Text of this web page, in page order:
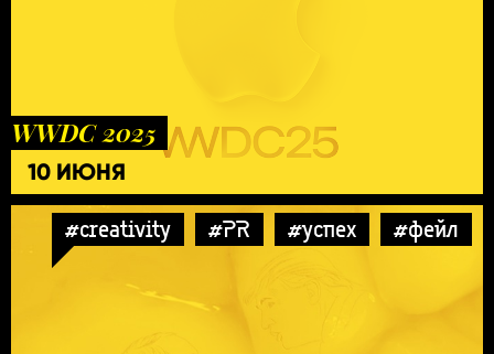
WWDC 2025
10 ИЮНЯ
#creativity #PR #успех #фейл